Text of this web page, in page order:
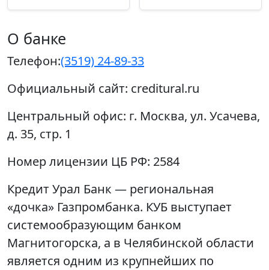
О банке
Телефон:(3519) 24-89-33
Официальный сайт: creditural.ru
Центральный офис: г. Москва, ул. Усачева,
д. 35, стр. 1
Номер лицензии ЦБ РФ: 2584
Кредит Урал Банк — региональная
«дочка» Газпромбанка. КУБ выступает
системообразующим банком
Магнитогорска, а в Челябинской области
является одним из крупнейших по